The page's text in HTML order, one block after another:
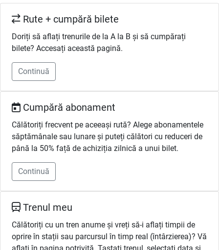
Rute + cumpără bilete
Doriți să aflați trenurile de la A la B și să cumpărați
bilete? Accesați această pagină.
Continuă
Cumpără abonament
Călătoriți frecvent pe aceeași rută? Alege abonamentele
săptămânale sau lunare și puteți călători cu reduceri de
până la 50% față de achiziția zilnică a unui bilet.
Continuă
Trenul meu
Călătoriți cu un tren anume și vreți să-i aflați timpii de
oprire în stații sau parcursul în timp real (întârzierea)? Vă